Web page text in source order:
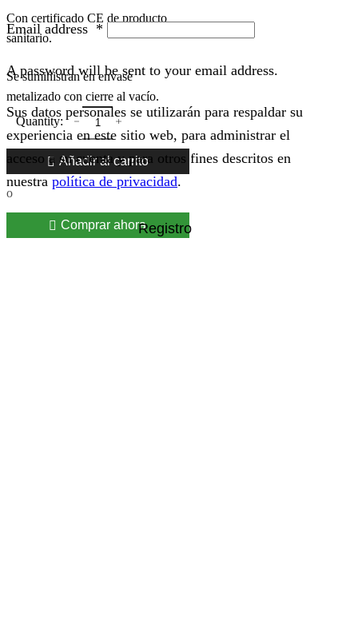
Email address *
A password will be sent to your email address.
Sus datos personales se utilizarán para respaldar su
experiencia en este sitio web, para administrar el
acceso a su cuenta y para otros fines descritos en
nuestra política de privacidad.
Registro
Con certificado CE de producto
sanitario.
Se suministran en envase
metalizado con cierre al vacío.
Añadir al carrito
o
Comprar ahora